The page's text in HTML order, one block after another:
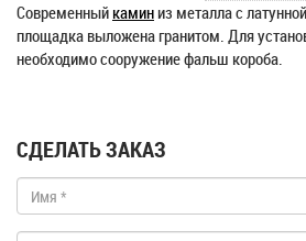
Современный каминиз металла с
площадка выложена гранитом. Для
необходимо сооружение фальш короба.
СДЕЛАТЬ ЗАКАЗ